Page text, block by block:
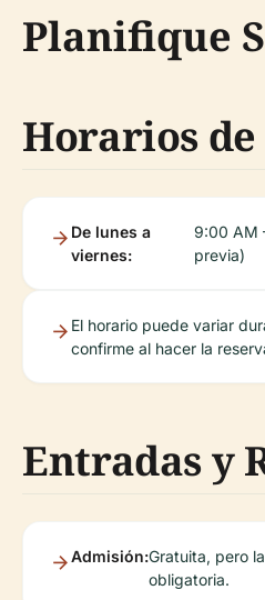
Planifique
Horarios
De lunes a
viernes:
9:00 AM
previa)
El horario puede variar
confirme al hacer la
Entradas y
Admisión:Gratuita, pero
obligatoria.